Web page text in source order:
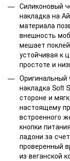
Силиконовый
накладка на
материала
внешность
мешает
устойчивая к
простоте и
Оригинальный
накладка Soft
стороне и
настоящему
встроенного
кнопки
ладони за
проверенный
из веганской